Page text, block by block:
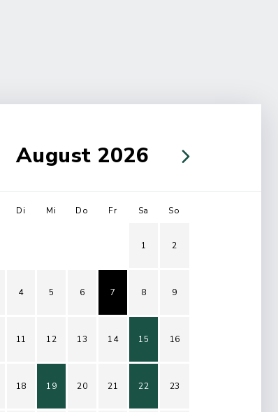
August 2026
Di Mi Do Fr Sa So
1 2
4 5 6 7 8 9
11 12 13 14 15 16
18 19 20 21 22 23